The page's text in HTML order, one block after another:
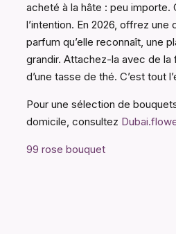
acheté à la hâte : peu importe.
l’intention. En 2026, offrez une
parfum qu’elle reconnaît, une
grandir. Attachez-la avec de
d’une tasse de thé. C’est tout
Pour une sélection de
domicile, consultez
99 rose bouquet